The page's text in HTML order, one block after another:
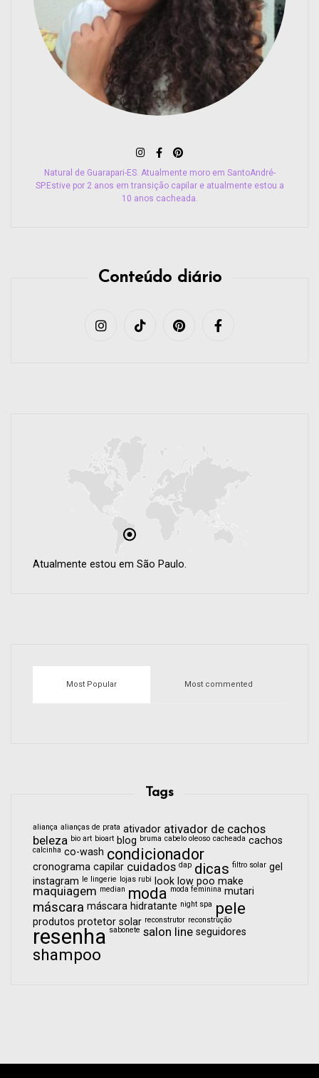
Natural de Guarapari-ES. Atualmente moro em SantoAndré-
SP.Estive por 2 anos em transição capilar e atualmente estou a
10 anos cacheada.
Conteúdo diário
Atualmente estou em São Paulo.
Most Popular Most commented
Tags
aliança alianças de prata ativador ativador de cachos
beleza bio art bioart blog bruma cabelo oleoso cacheada cachos
calcinha co-wash condicionador
cronograma capilar cuidados dap dicas filtro solar gel
instagram
le lingerie lojas rubi look low poo make
maquiagem median moda moda feminina mutari
máscara máscara hidratante night spa pele
produtos protetor solar reconstrutor reconstrução
resenha sabonete salon line seguidores
shampoo